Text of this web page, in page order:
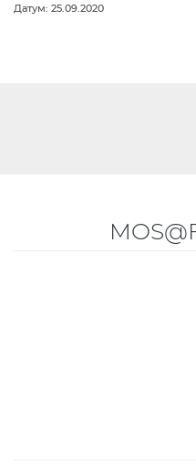
Датум: 25.09.2020